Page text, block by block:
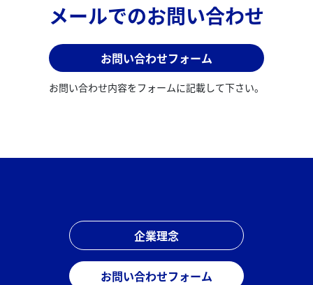
メールでのお問い合わせ
お問い合わせフォーム
お問い合わせ内容をフォームに記載して下さい。
企業理念
お問い合わせフォーム